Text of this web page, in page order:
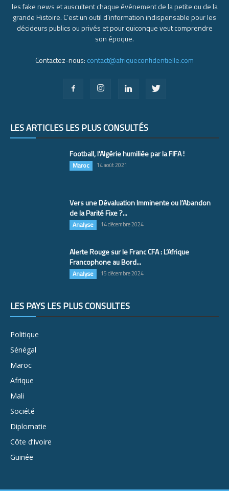
les fake news et auscultent chaque événement de la petite ou de la
grande Histoire. C’est un outil d’information indispensable pour les
décideurs publics ou privés et pour quiconque veut comprendre
son époque.
Contactez-nous: contact@afriqueconfidentielle.com
LES ARTICLES LES PLUS CONSULTÉS
Football, l’Algérie humiliée par la FIFA !
Maroc 14 août 2021
Vers une Dévaluation Imminente ou l’Abandon
de la Parité Fixe ?...
Analyse 14 décembre 2024
Alerte Rouge sur le Franc CFA : L’Afrique
Francophone au Bord...
Analyse 15 décembre 2024
LES PAYS LES PLUS CONSULTÉS
Politique
Sénégal
Maroc
Afrique
Mali
Société
Diplomatie
Côte d’Ivoire
Guinée